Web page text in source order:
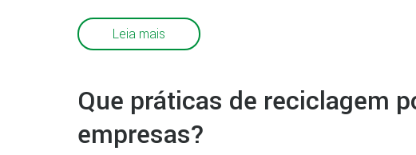
Leia mais
Que práticas de reciclagem
empresas?